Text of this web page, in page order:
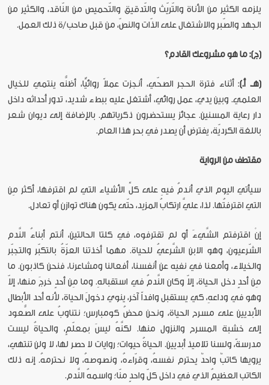
يلزمه الكثير من الأناة والتّريّث والتّدقيق والتّحميص من النّاقد، والكثير من
الجهد والصّبر والاشتغال على الذّات والنصّ، من قبل صاحب/ة ذلك العمل.
(ج): ما هو مشروعك القادم؟
(هـ. أ.): أثناء فترة الحجر الصحّي، أنجزت عملاً روائيًّا، أظنُّه ينتمي للخيال
العلمي. وبين يدي، عمل روائي، أشتغل عليه ببطء شديد، تدور أحداثه داخل
دار رعاية المسنين. عجائز يستحضرون ذكرياتهم. بالإضافة إلى ديوان شعر
باللغة الكرديّة، يفترض أن يصدر في بحر هذا العام.
مقتطف من الرواية
سيأتي اليوم الذي أندمُ فيهِ على كلِّ الأشياء التي لم اقترفها، أكثر مِن
التي اقترفتُها. لذا، عليَّ ارتكابُ المزيد، حتّى يكون هناك توازن أو تعادل.
إنْ اقترفتم الشَّيءَ أو لم تقترفوه، في كلتا الحالتين، أنتم أبناءُ النَّدم
الشّرعيون، وهو الابن الشَّرعيُ للحياة. مهما أخذتنا العزّةُ بالتكبّر والتجبّر
والخيلاء، وأمعنا في نفيه عن أنفسنا، أفعالنا ومشاعرنا، فنحن كاذبون. ما
مِن أحدٍ دخل الحياة، إلاّ وكان النَّدمُ في استقبالهِ. وما مِن أحدٍ خرجَ منها، إلاّ
وهو في وداعهِ، كي يستقبل وافداً آخر، ينوي دخولَ الحياة، لأنه أحد الأبطال
الأبديين على مسرح الحياة، ونحن محضُ كومبارس؛ نتناوبُ على الصُّعود
إلى خشبة المسرح والنزول منها. لكنَّهُ ليسَ بمعلّمٍ، والحياةُ ليست
مدرسةً، ولسنا تلاميذ أبديين. الحياةُ حيوات؛ روايات لا حصر لها، لا ولن تنتهي،
يرويها كاتبٌ واحدٌ يحترم نفسهُ، وقرّاءهُ، ونصوصهُ، ولا نحترمهُ. إنه ذلك
الكاتب العظيمُ الذي في داخل كلّ واحدٍ منّا؛ واسمهُ النَّدم.